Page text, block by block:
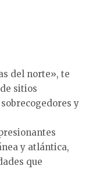
del norte», te
sitios
y
y atlántica,
que